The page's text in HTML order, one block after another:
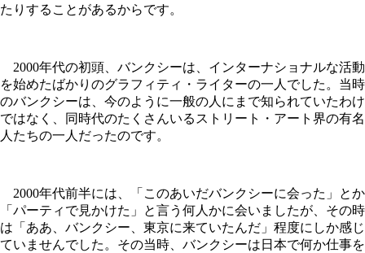
たりすることがあるからです。
2000年代の初頭、バンクシーは、インターナショナルな活動
を始めたばかりのグラフィティ・ライターの一人でした。当時
のバンクシーは、今のように一般の人にまで知られていたわけ
ではなく、同時代のたくさんいるストリート・アート界の有名
人たちの一人だったのです。
2000年代前半には、「このあいだバンクシーに会った」とか
「パーティで見かけた」と言う何人かに会いましたが、その時
は「ああ、バンクシー、東京に来ていたんだ」程度にしか感じ
ていませんでした。その当時、バンクシーは日本で何か仕事を